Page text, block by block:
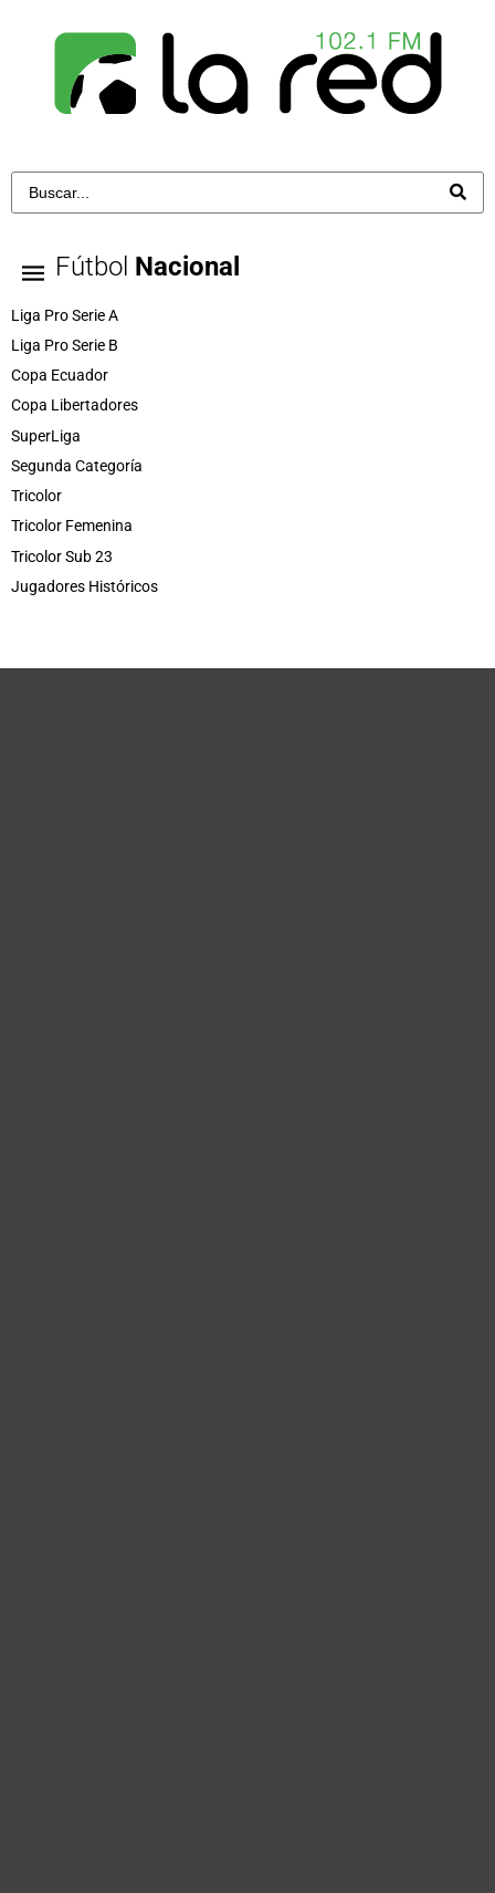
Fútbol Nacional
Liga Pro Serie A
Liga Pro Serie B
Copa Ecuador
Copa Libertadores
SuperLiga
Segunda Categoría
Tricolor
Tricolor Femenina
Tricolor Sub 23
Jugadores Históricos